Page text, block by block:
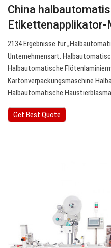
China
2134 Ergebnisse für
Unternehmensart.
Halbautomatische
Kartonverpackungsmaschine
Halbautomatische
Get Best Quote